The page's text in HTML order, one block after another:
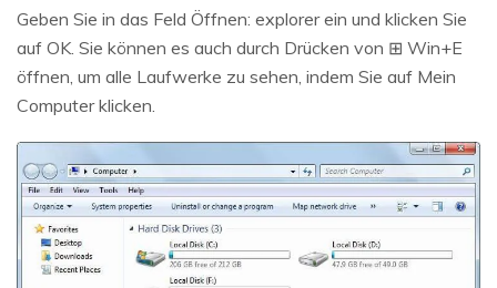
Geben Sie in das Feld Öffnen: explorer ein und klicken Sie
auf OK. Sie können es auch durch Drücken von ⊞ Win+E
öffnen, um alle Laufwerke zu sehen, indem Sie auf Mein
Computer klicken.